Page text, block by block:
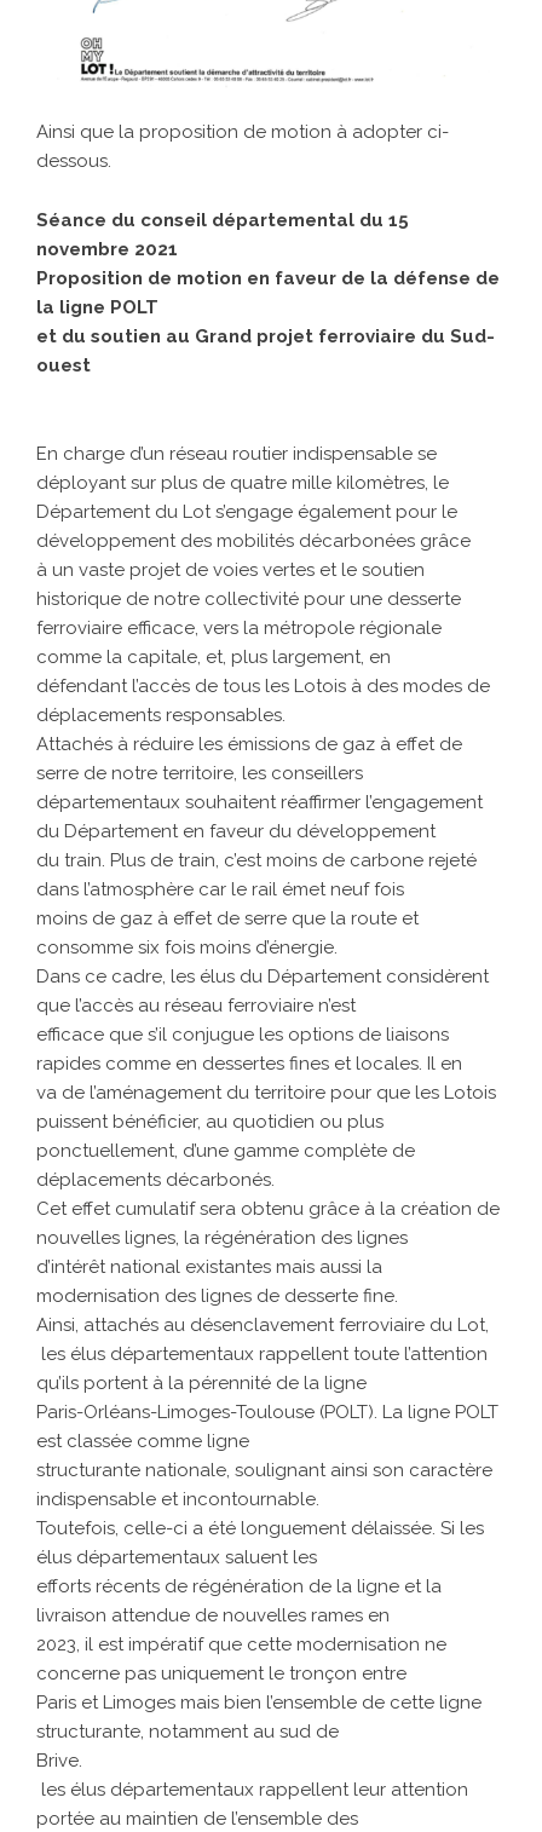
Ainsi que la proposition de motion à adopter ci-
dessous.
Séance du conseil départemental du 15
novembre 2021
Proposition de motion en faveur de la défense de
la ligne POLT
et du soutien au Grand projet ferroviaire du Sud-
ouest
En charge d’un réseau routier indispensable se
déployant sur plus de quatre mille kilomètres, le
Département du Lot s’engage également pour le
développement des mobilités décarbonées grâce
à un vaste projet de voies vertes et le soutien
historique de notre collectivité pour une desserte
ferroviaire efficace, vers la métropole régionale
comme la capitale, et, plus largement, en
défendant l’accès de tous les Lotois à des modes de
déplacements responsables.
Attachés à réduire les émissions de gaz à effet de
serre de notre territoire, les conseillers
départementaux souhaitent réaffirmer l’engagement
du Département en faveur du développement
du train. Plus de train, c’est moins de carbone rejeté
dans l’atmosphère car le rail émet neuf fois
moins de gaz à effet de serre que la route et
consomme six fois moins d’énergie.
Dans ce cadre, les élus du Département considèrent
que l’accès au réseau ferroviaire n’est
efficace que s’il conjugue les options de liaisons
rapides comme en dessertes fines et locales. Il en
va de l’aménagement du territoire pour que les Lotois
puissent bénéficier, au quotidien ou plus
ponctuellement, d’une gamme complète de
déplacements décarbonés.
Cet effet cumulatif sera obtenu grâce à la création de
nouvelles lignes, la régénération des lignes
d’intérêt national existantes mais aussi la
modernisation des lignes de desserte fine.
Ainsi, attachés au désenclavement ferroviaire du Lot,
 les élus départementaux rappellent toute l’attention
qu’ils portent à la pérennité de la ligne
Paris-Orléans-Limoges-Toulouse (POLT). La ligne POLT
est classée comme ligne
structurante nationale, soulignant ainsi son caractère
indispensable et incontournable.
Toutefois, celle-ci a été longuement délaissée. Si les
élus départementaux saluent les
efforts récents de régénération de la ligne et la
livraison attendue de nouvelles rames en
2023, il est impératif que cette modernisation ne
concerne pas uniquement le tronçon entre
Paris et Limoges mais bien l’ensemble de cette ligne
structurante, notamment au sud de
Brive.
 les élus départementaux rappellent leur attention
portée au maintien de l’ensemble des